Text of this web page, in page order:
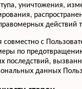
уничтожения,
действий
совместно с
по
последствий,
данных